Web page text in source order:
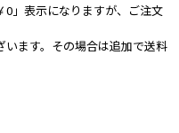
」表示になりますが、ご注文
ます。その場合は追加で送料